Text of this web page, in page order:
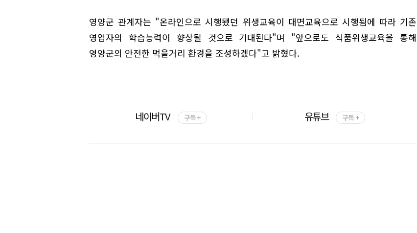
영양군 관계자는 "온라인으로 시행됐던 위생교육이 대면교육으로 시행됨에 따라 기존
영업자의 학습능력이 향상될 것으로 기대된다"며 "앞으로도 식품위생교육을 통해
영양군의 안전한 먹을거리 환경을 조성하겠다"고 밝혔다.
네이버TV 구독 + 유튜브 구독 +